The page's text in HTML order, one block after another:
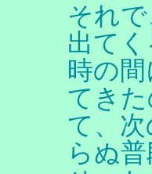
それ
出て
時の
てき
て、
らぬ